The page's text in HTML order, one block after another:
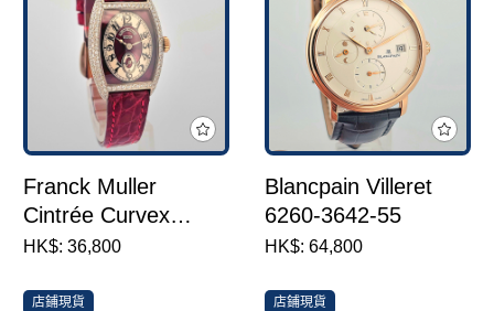
Franck Muller
Cintrée Curvex
Chronometr 18K
HK$: 36,800
店鋪現貨
Blancpain Villeret
6260-3642-55
HK$: 64,800
店鋪現貨